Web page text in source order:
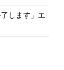
します」エ